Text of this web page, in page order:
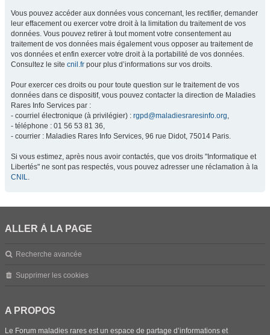
Vous pouvez accéder aux données vous concernant, les rectifier, demander
leur effacement ou exercer votre droit à la limitation du traitement de vos
données. Vous pouvez retirer à tout moment votre consentement au
traitement de vos données mais également vous opposer au traitement de
vos données et enfin exercer votre droit à la portabilité de vos données.
Consultez le site cnil.fr pour plus d’informations sur vos droits.
Pour exercer ces droits ou pour toute question sur le traitement de vos
données dans ce dispositif, vous pouvez contacter la direction de Maladies
Rares Info Services par :
- courriel électronique (à privilégier) : rgpd@maladiesraresinfo.org,
- téléphone : 01 56 53 81 36,
- courrier : Maladies Rares Info Services, 96 rue Didot, 75014 Paris.
Si vous estimez, après nous avoir contactés, que vos droits "Informatique et
Libertés" ne sont pas respectés, vous pouvez adresser une réclamation à la
CNIL.
ALLER À LA PAGE
Recherche avancée
Supprimer les cookies
A PROPOS
Le Forum maladies rares est un espace de partage d’informations et